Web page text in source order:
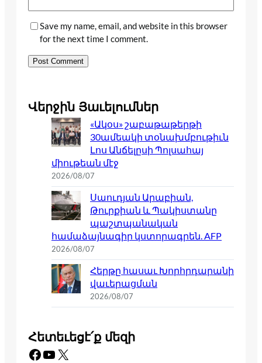
Save my name, email, and website in this browser
for the next time I comment.
Վերջին Յաւելումներ
«Ակօս» շաբաթաթերթի
30ամեակի տօնախմբութիւն
Լոս Անճելըսի Պոլսահայ
միութեան մէջ
2026/08/07
Սաուդյան Արաբիան,
Թուրքիան և Պակիստանը
պաշտպանական
համաձայնագիր կստորագրեն. AFP
2026/08/07
Հերթը հասաւ Խորհրդարանի
վաւերացման
2026/08/07
Հետեւեցէ՛ք մեզի
Facebook YouTube X